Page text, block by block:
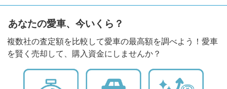
あなたの愛車、今いくら？
複数社の査定額を比較して愛車の最高額を調べよう！愛車
を賢く売却して、購入資金にしませんか？